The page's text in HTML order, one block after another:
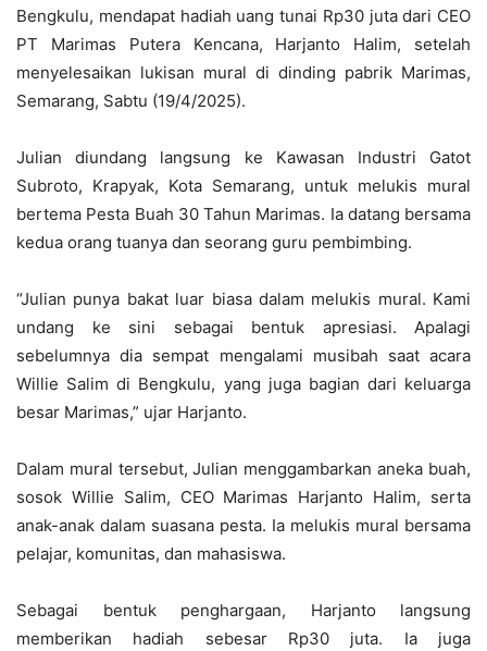
Bengkulu, mendapat hadiah uang tunai Rp30 juta dari CEO
PT Marimas Putera Kencana, Harjanto Halim, setelah
menyelesaikan lukisan mural di dinding pabrik Marimas,
Semarang, Sabtu (19/4/2025).
Julian diundang langsung ke Kawasan Industri Gatot
Subroto, Krapyak, Kota Semarang, untuk melukis mural
bertema Pesta Buah 30 Tahun Marimas. Ia datang bersama
kedua orang tuanya dan seorang guru pembimbing.
“Julian punya bakat luar biasa dalam melukis mural. Kami
undang ke sini sebagai bentuk apresiasi. Apalagi
sebelumnya dia sempat mengalami musibah saat acara
Willie Salim di Bengkulu, yang juga bagian dari keluarga
besar Marimas,” ujar Harjanto.
Dalam mural tersebut, Julian menggambarkan aneka buah,
sosok Willie Salim, CEO Marimas Harjanto Halim, serta
anak-anak dalam suasana pesta. Ia melukis mural bersama
pelajar, komunitas, dan mahasiswa.
Sebagai bentuk penghargaan, Harjanto langsung
memberikan hadiah sebesar Rp30 juta. Ia juga